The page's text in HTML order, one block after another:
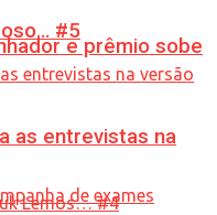
e prêmio sobe
#5
as entrevistas na